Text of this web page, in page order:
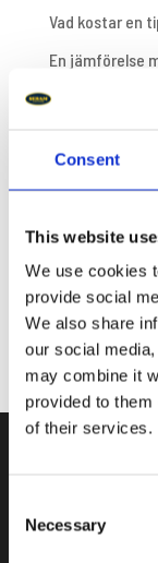
Consent
This website
We use cookies
provide social
We also share
our social
may combine it
provided to
of their services.
Selection
Necessary
Vad kostar en
En jämförelse
container?
En bra första
Glad
Recent
Inga